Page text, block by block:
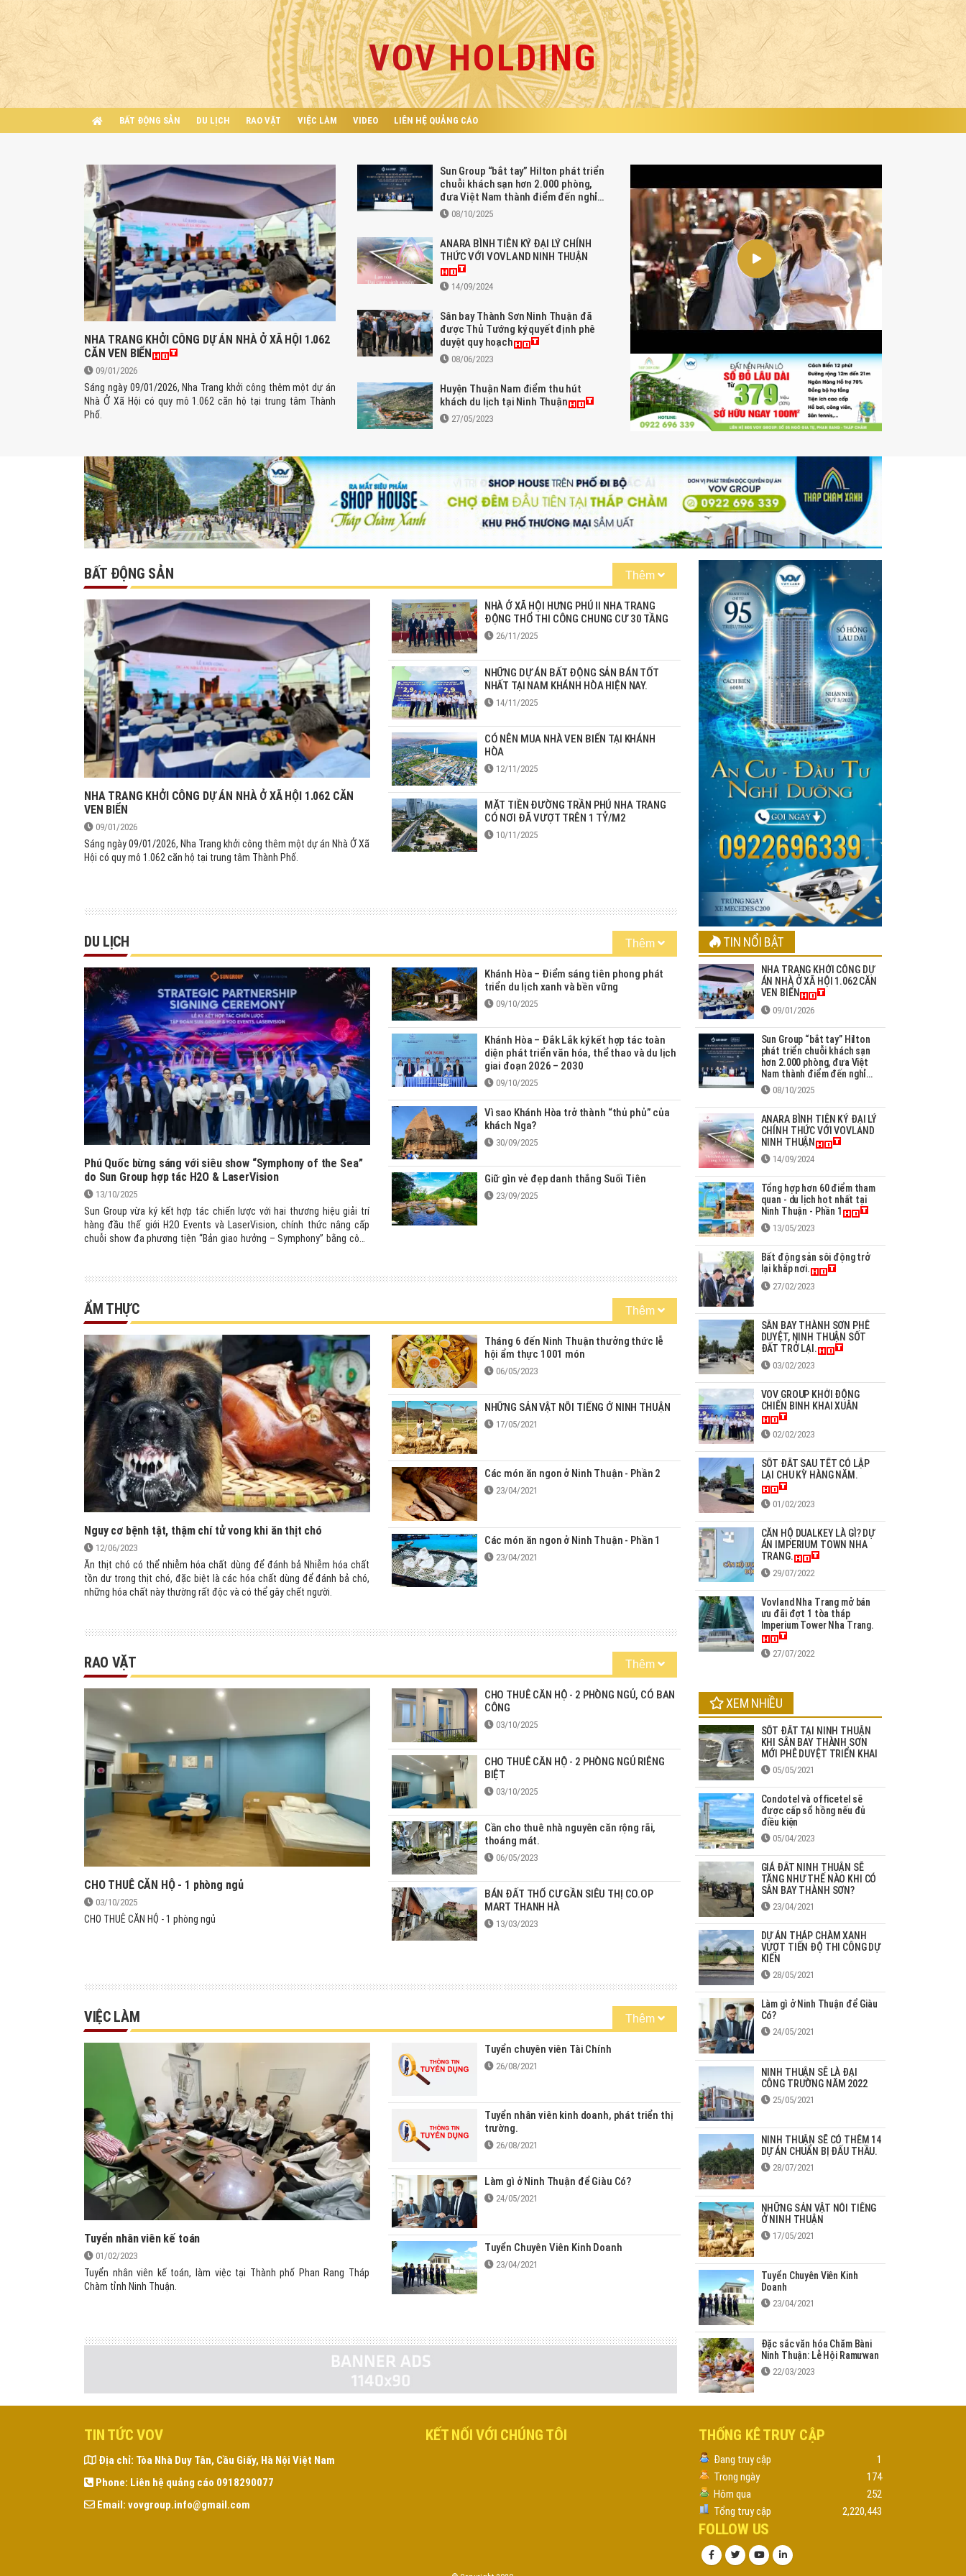
VOV HOLDING
BẤT ĐỘNG SẢN DU LỊCH RAO VẶT VIỆC LÀM VIDEO LIÊN HỆ QUẢNG CÁO
NHA TRANG KHỞI CÔNG DỰ ÁN NHÀ Ở XÃ HỘI 1.062
CĂN VEN BIỂN
09/01/2026
Sáng ngày 09/01/2026, Nha Trang khởi công thêm một dự án
Nhà Ở Xã Hội có quy mô 1.062 căn hộ tại trung tâm Thành
Phố.
Sun Group “bắt tay” Hilton phát triển
chuỗi khách sạn hơn 2.000 phòng,
đưa Việt Nam thành điểm đến nghỉ
dưỡng cao cấp hàng đầu châu Á
08/10/2025
ANARA BÌNH TIÊN KÝ ĐẠI LÝ CHÍNH
THỨC VỚI VOVLAND NINH THUẬN
14/09/2024
Sân bay Thành Sơn Ninh Thuận đã
được Thủ Tướng ký quyết định phê
duyệt quy hoạch
08/06/2023
Huyện Thuận Nam điểm thu hút
khách du lịch tại Ninh Thuận
27/05/2023
BẤT ĐỘNG SẢN Thêm
NHA TRANG KHỞI CÔNG DỰ ÁN NHÀ Ở XÃ HỘI 1.062 CĂN
VEN BIỂN
09/01/2026
Sáng ngày 09/01/2026, Nha Trang khởi công thêm một dự án Nhà Ở Xã
Hội có quy mô 1.062 căn hộ tại trung tâm Thành Phố.
NHÀ Ở XÃ HỘI HƯNG PHÚ II NHA TRANG
ĐỘNG THỔ THI CÔNG CHUNG CƯ 30 TẦNG
26/11/2025
NHỮNG DỰ ÁN BẤT ĐỘNG SẢN BÁN TỐT
NHẤT TẠI NAM KHÁNH HÒA HIỆN NAY.
14/11/2025
CÓ NÊN MUA NHÀ VEN BIỂN TẠI KHÁNH
HÒA
12/11/2025
MẶT TIỀN ĐƯỜNG TRẦN PHÚ NHA TRANG
CÓ NƠI ĐÃ VƯỢT TRÊN 1 TỶ/M2
10/11/2025
DU LỊCH Thêm
Phú Quốc bừng sáng với siêu show “Symphony of the Sea”
do Sun Group hợp tác H2O & LaserVision
13/10/2025
Sun Group vừa ký kết hợp tác chiến lược với hai thương hiệu giải trí
hàng đầu thế giới H2O Events và LaserVision, chính thức nâng cấp
chuỗi show đa phương tiện “Bản giao hưởng – Symphony” bằng công
trấn Hoàng Hôn – Phú Quốc.
Khánh Hòa – Điểm sáng tiên phong phát
triển du lịch xanh và bền vững
09/10/2025
Khánh Hòa – Đắk Lắk ký kết hợp tác toàn
diện phát triển văn hóa, thể thao và du lịch
giai đoạn 2026 – 2030
09/10/2025
Vì sao Khánh Hòa trở thành “thủ phủ” của
khách Nga?
30/09/2025
Giữ gìn vẻ đẹp danh thắng Suối Tiên
23/09/2025
ẨM THỰC Thêm
Nguy cơ bệnh tật, thậm chí tử vong khi ăn thịt chó
12/06/2023
Ăn thịt chó có thể nhiễm hóa chất dùng để đánh bả Nhiễm hóa chất
tồn dư trong thịt chó, đặc biệt là các hóa chất dùng để đánh bả chó,
những hóa chất này thường rất độc và có thể gây chết người.
Tháng 6 đến Ninh Thuận thưởng thức lễ
hội ẩm thực 1001 món
06/05/2023
NHỮNG SẢN VẬT NỖI TIẾNG Ở NINH THUẬN
17/05/2021
Các món ăn ngon ở Ninh Thuận - Phần 2
23/04/2021
Các món ăn ngon ở Ninh Thuận - Phần 1
23/04/2021
RAO VẶT Thêm
CHO THUÊ CĂN HỘ - 1 phòng ngủ
03/10/2025
CHO THUÊ CĂN HỘ - 1 phòng ngủ
CHO THUÊ CĂN HỘ - 2 PHÒNG NGỦ, CÓ BAN
CÔNG
03/10/2025
CHO THUÊ CĂN HỘ - 2 PHÒNG NGỦ RIÊNG
BIỆT
03/10/2025
Cần cho thuê nhà nguyên căn rộng rãi,
thoáng mát.
06/05/2023
BÁN ĐẤT THỔ CƯ GẦN SIÊU THỊ CO.OP
MART THANH HÀ
13/03/2023
VIỆC LÀM Thêm
Tuyển nhân viên kế toán
01/02/2023
Tuyển nhân viên kế toán, làm việc tại Thành phố Phan Rang Tháp
Chàm tỉnh Ninh Thuận.
Tuyển chuyên viên Tài Chính
26/08/2021
Tuyển nhân viên kinh doanh, phát triển thị
trường.
26/08/2021
Làm gì ở Ninh Thuận để Giàu Có?
24/05/2021
Tuyển Chuyên Viên Kinh Doanh
23/04/2021
TIN NỔI BẬT
NHA TRANG KHỞI CÔNG DỰ
ÁN NHÀ Ở XÃ HỘI 1.062 CĂN
VEN BIỂN
09/01/2026
Sun Group “bắt tay” Hilton
phát triển chuỗi khách sạn
hơn 2.000 phòng, đưa Việt
Nam thành điểm đến nghỉ
dưỡng cao cấp hàng đầu
châu Á
08/10/2025
ANARA BÌNH TIÊN KÝ ĐẠI LÝ
CHÍNH THỨC VỚI VOVLAND
NINH THUẬN
14/09/2024
Tổng hợp hơn 60 điểm tham
quan - du lịch hot nhất tại
Ninh Thuận - Phần 1
13/05/2023
Bất động sản sôi động trở
lại khắp nơi.
27/02/2023
SÂN BAY THÀNH SƠN PHÊ
DUYỆT, NINH THUẬN SỐT
ĐẤT TRỞ LẠI.
03/02/2023
VOV GROUP KHỞI ĐỘNG
CHIẾN BINH KHAI XUÂN
02/02/2023
SỐT ĐẤT SAU TẾT CÓ LẬP
LẠI CHU KỲ HÀNG NĂM.
01/02/2023
CĂN HỘ DUALKEY LÀ GÌ? DỰ
ÁN IMPERIUM TOWN NHA
TRANG.
29/07/2022
Vovland Nha Trang mở bán
ưu đãi đợt 1 tòa tháp
Imperium Tower Nha Trang.
27/07/2022
XEM NHIỀU
SỐT ĐẤT TẠI NINH THUẬN
KHI SÂN BAY THÀNH SƠN
MỚI PHÊ DUYỆT TRIỂN KHAI
05/05/2021
Condotel và officetel sẽ
được cấp sổ hồng nếu đủ
điều kiện
05/04/2023
GIÁ ĐẤT NINH THUẬN SẼ
TĂNG NHƯ THẾ NÀO KHI CÓ
SÂN BAY THÀNH SƠN?
23/04/2021
DỰ ÁN THÁP CHÀM XANH
VƯỢT TIẾN ĐỘ THI CÔNG DỰ
KIẾN
28/05/2021
Làm gì ở Ninh Thuận để Giàu
Có?
24/05/2021
NINH THUẬN SẼ LÀ ĐẠI
CÔNG TRƯỜNG NĂM 2022
25/05/2021
NINH THUẬN SẼ CÓ THÊM 14
DỰ ÁN CHUẨN BỊ ĐẤU THẦU.
28/07/2021
NHỮNG SẢN VẬT NỖI TIẾNG
Ở NINH THUẬN
17/05/2021
Tuyển Chuyên Viên Kinh
Doanh
23/04/2021
Đặc sắc văn hóa Chăm Bàni
Ninh Thuận: Lễ Hội Ramưwan
22/03/2023
TIN TỨC VOV
Địa chỉ: Tòa Nhà Duy Tân, Cầu Giấy, Hà Nội Việt Nam
Phone: Liên hệ quảng cáo 0918290077
Email: vovgroup.info@gmail.com
KẾT NỐI VỚI CHÚNG TÔI THỐNG KÊ TRUY CẬP
Đang truy cập
1
Trong ngày
174
Hôm qua
252
Tổng truy cập
2,220,443
FOLLOW US